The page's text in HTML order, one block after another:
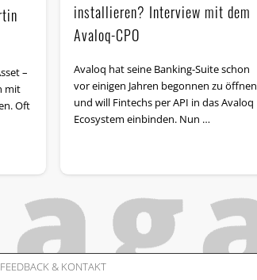
–
mit
Oft
installieren? Interview mit dem
Avaloq-CPO
Avaloq hat seine Banking-Suite schon
vor einigen Jahren begonnen zu öffnen
und will Fintechs per API in das Avaloq
Ecosystem einbinden. Nun …
FEEDBACK & KONTAKT